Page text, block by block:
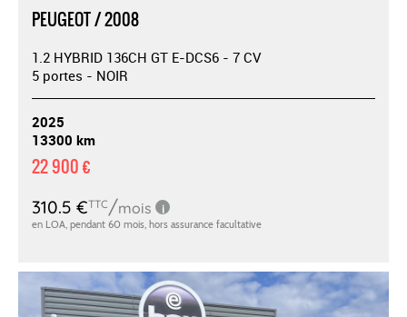
PEUGEOT / 2008
1.2 HYBRID 136CH GT E-DCS6 - 7 CV
5 portes - NOIR
2025
13300 km
22 900 €